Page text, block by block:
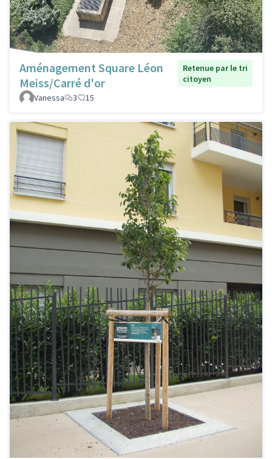
Aménagement Square Léon
Meiss/Carré d'or
Retenue par le tri
citoyen
Vanessa
3 15